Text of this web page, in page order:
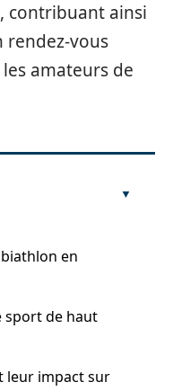
contribuant ainsi
rendez-vous
amateurs de
en
sport de haut
leur impact sur